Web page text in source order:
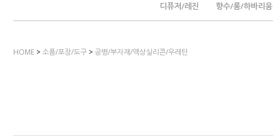
디퓨저/레진 향수/룸/하바리움
HOME >소품/포장/도구 >공병/부자재/액상실리콘/우레탄